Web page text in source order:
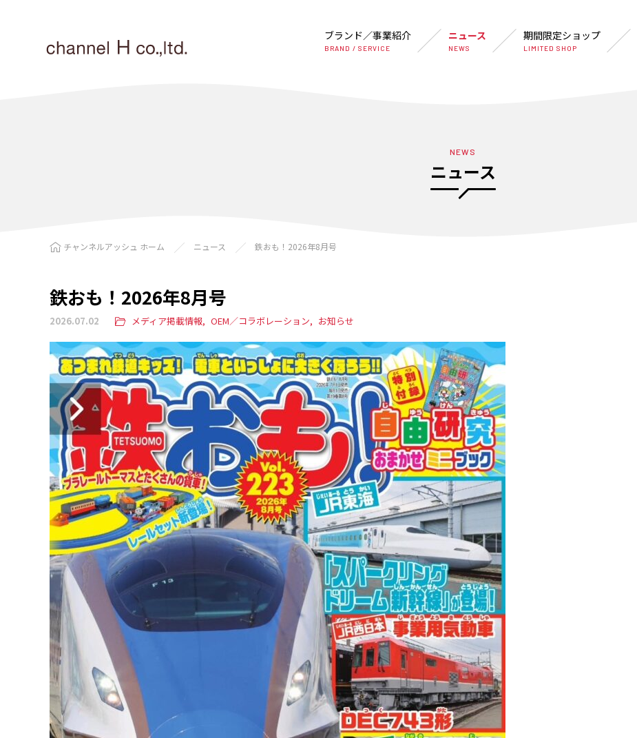
ブランド／事業紹介
BRAND / SERVICE
ニュース
NEWS
期間限定ショップ
LIMITED SHOP
NEWS
ニュース
チャンネルアッシュ ホーム ニュース 鉄おも！2026年8月号
鉄おも！2026年8月号
2026.07.02 メディア掲載情報 OEM／コラボレーション お知らせ